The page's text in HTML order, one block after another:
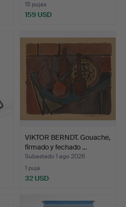
15 pujas
159 USD
VIKTOR BERNDT. Gouache,
firmado y fechado …
Subastado 1 ago 2026
1 puja
32 USD